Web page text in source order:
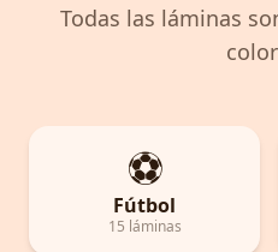
Todas las láminas
⚽
Fútbol
15 láminas